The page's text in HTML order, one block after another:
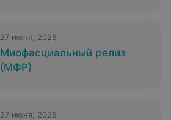
27 июня, 2025
Миофасциальный релиз
(МФР)
27 июня, 2025